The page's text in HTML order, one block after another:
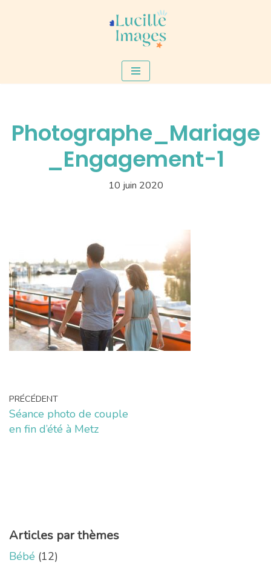
Photographe_Mariage
_Engagement-1
10 juin 2020
PRÉCÉDENT
Séance photo de couple
en fin d’été à Metz
Articles par thèmes
Bébé (12)